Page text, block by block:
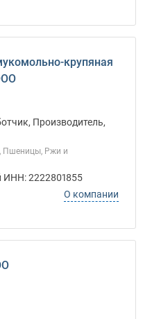
крупяная
Производитель,
Пшеницы, Ржи и
ИНН: 2222801855
О компании